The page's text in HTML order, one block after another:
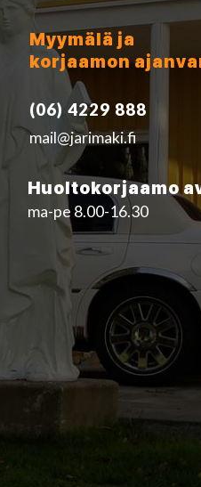
Myymälä ja
korjaamon
(06) 4229 888
mail@jarimaki.fi
Huoltokorjaamo
ma-pe 8.00-16.30